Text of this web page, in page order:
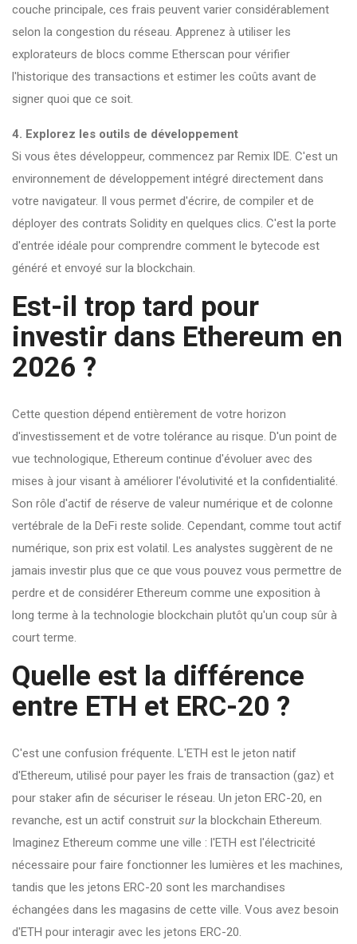
couche principale, ces frais peuvent varier considérablement
selon la congestion du réseau. Apprenez à utiliser les
explorateurs de blocs comme Etherscan pour vérifier
l'historique des transactions et estimer les coûts avant de
signer quoi que ce soit.
4. Explorez les outils de développement
Si vous êtes développeur, commencez par Remix IDE. C'est un
environnement de développement intégré directement dans
votre navigateur. Il vous permet d'écrire, de compiler et de
déployer des contrats Solidity en quelques clics. C'est la porte
d'entrée idéale pour comprendre comment le bytecode est
généré et envoyé sur la blockchain.
Est-il trop tard pour
investir dans Ethereum en
2026 ?
Cette question dépend entièrement de votre horizon
d'investissement et de votre tolérance au risque. D'un point de
vue technologique, Ethereum continue d'évoluer avec des
mises à jour visant à améliorer l'évolutivité et la confidentialité.
Son rôle d'actif de réserve de valeur numérique et de colonne
vertébrale de la DeFi reste solide. Cependant, comme tout actif
numérique, son prix est volatil. Les analystes suggèrent de ne
jamais investir plus que ce que vous pouvez vous permettre de
perdre et de considérer Ethereum comme une exposition à
long terme à la technologie blockchain plutôt qu'un coup sûr à
court terme.
Quelle est la différence
entre ETH et ERC-20 ?
C'est une confusion fréquente. L'ETH est le jeton natif
d'Ethereum, utilisé pour payer les frais de transaction (gaz) et
pour staker afin de sécuriser le réseau. Un jeton ERC-20, en
revanche, est un actif construit surla blockchain Ethereum.
Imaginez Ethereum comme une ville : l'ETH est l'électricité
nécessaire pour faire fonctionner les lumières et les machines,
tandis que les jetons ERC-20 sont les marchandises
échangées dans les magasins de cette ville. Vous avez besoin
d'ETH pour interagir avec les jetons ERC-20.